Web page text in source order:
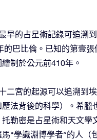
早的占星術記錄可追溯
的巴比倫。已知的第壹張
制於公元前410年。
二宮的起源可以追溯到
歷法背後的科學）。希臘
托勒密是占星術和天文學
“學識淵博學者”的人（